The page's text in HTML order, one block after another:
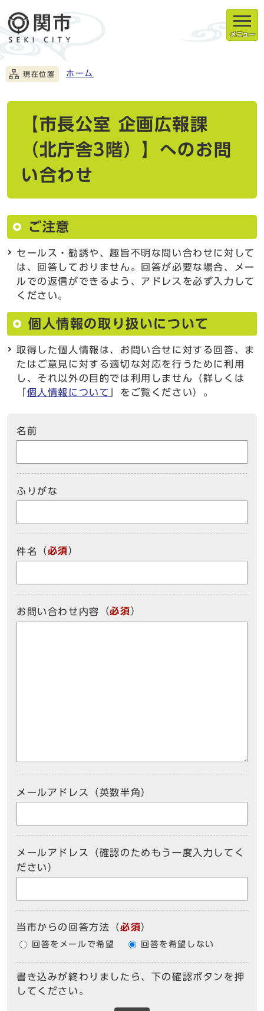
メニュー
現在位置 ホーム
【市長公室 企画広報課
（北庁舎3階）】へのお問
い合わせ
ご注意
セールス・勧誘や、趣旨不明な問い合わせに対して
は、回答しておりません。回答が必要な場合、メー
ルでの返信ができるよう、アドレスを必ず入力して
ください。
個人情報の取り扱いについて
取得した個人情報は、お問い合せに対する回答、ま
たはご意見に対する適切な対応を行うために利用
し、それ以外の目的では利用しません（詳しくは
「個人情報について 」をご覧ください）。
名前
ふりがな
件名 （必須）
お問い合わせ内容 （必須）
メールアドレス（英数半角）
メールアドレス（確認のためもう一度入力してく
ださい）
当市からの回答方法 （必須）
回答をメールで希望 回答を希望しない
書き込みが終わりましたら、下の確認ボタンを押
してください。